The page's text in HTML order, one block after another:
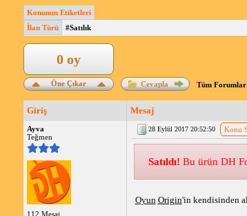
Konunun Etiketleri
İlan Türü
#Satılık
Öne Çıkar
0 oy
Cevapla Tüm Forumlar
Giriş Mesaj
Ayva
Teğmen
112 Mesaj
28 Eylül 2017 20:52:50 Konu
Satıldı! Bu ürün DH
Oyun Origin'in kendisinden